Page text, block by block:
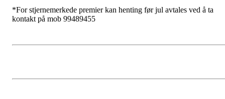
*For stjernemerkede premier kan henting før jul avtales ved å ta
kontakt på mob 99489455